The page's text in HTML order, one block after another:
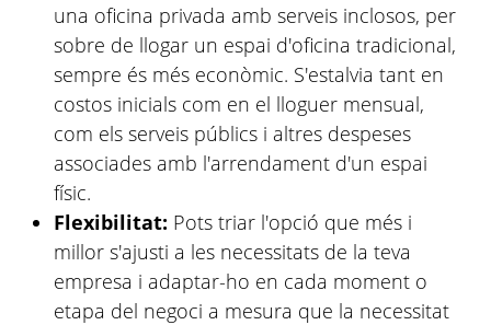
una oficina privada amb serveis inclosos, per
sobre de llogar un espai d'oficina tradicional,
sempre és més econòmic. S'estalvia tant en
costos inicials com en el lloguer mensual,
com els serveis públics i altres despeses
associades amb l'arrendament d'un espai
físic.
Flexibilitat: Pots triar l'opció que més i
millor s'ajusti a les necessitats de la teva
empresa i adaptar-ho en cada moment o
etapa del negoci a mesura que la necessitat